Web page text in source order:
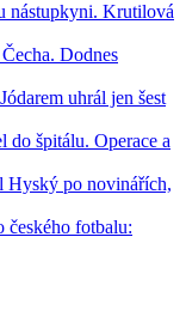
nástupkyni. Krutilová
Dodnes
uhrál jen šest
do špitálu. Operace a
Hyský po novinářích,
českého fotbalu: